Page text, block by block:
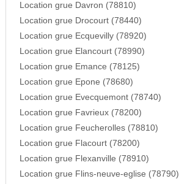
Location grue Davron (78810)
Location grue Drocourt (78440)
Location grue Ecquevilly (78920)
Location grue Elancourt (78990)
Location grue Emance (78125)
Location grue Epone (78680)
Location grue Evecquemont (78740)
Location grue Favrieux (78200)
Location grue Feucherolles (78810)
Location grue Flacourt (78200)
Location grue Flexanville (78910)
Location grue Flins-neuve-eglise (78790)